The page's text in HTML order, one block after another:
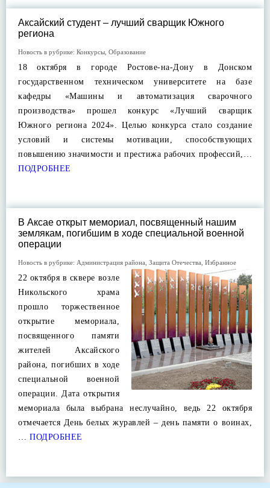
Аксайский студент – лучший сварщик Южного
региона
Новость в рубрике: Конкурсы Образование
18 октября в городе Ростове-на-Дону в Донском
государственном техническом университете на базе
кафедры «Машины и автоматизация сварочного
производства» прошел конкурс «Лучший сварщик
Южного региона 2024». Целью конкурса стало создание
условий и системы мотивации, способствующих
повышению значимости и престижа рабочих профессий,…
ПОДРОБНЕЕ
В Аксае открыт мемориал, посвященный нашим
землякам, погибшим в ходе специальной военной
операции
Новость в рубрике: Администрация района Защита Отечества Избранное
22 октября в сквере возле
Никольского храма
прошло торжественное
открытие мемориала,
посвященного памяти
жителей Аксайского
района, погибших в ходе
специальной военной
операции. Дата открытия
мемориала была выбрана неслучайно, ведь 22 октября
отмечается День белых журавлей – день памяти о воинах,
… ПОДРОБНЕЕ